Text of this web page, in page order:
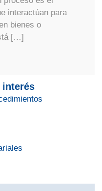
interactúan para
bienes o
[…]
interés